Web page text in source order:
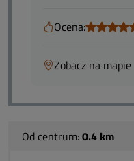
Ocena:
Zobacz na mapie
Od centrum:0.4 km